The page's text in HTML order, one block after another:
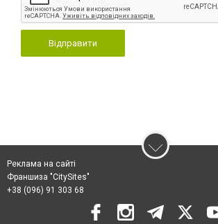
Відправити
Реклама на сайті
Франшиза "CitySites"
+38 (096) 91 303 68